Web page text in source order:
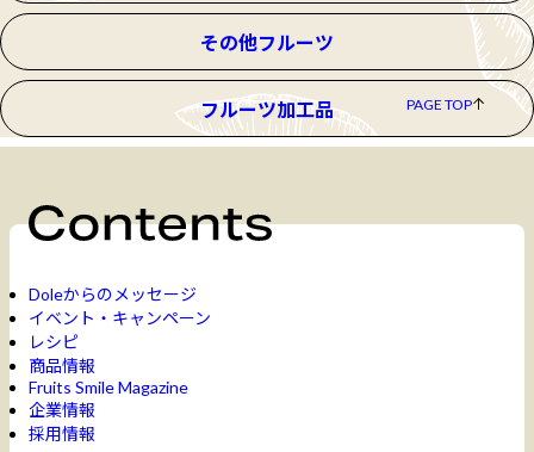
その他フルーツ
フルーツ加工品 PAGE TOP
Doleからのメッセージ
イベント・キャンペーン
レシピ
商品情報
Fruits Smile Magazine
企業情報
採用情報